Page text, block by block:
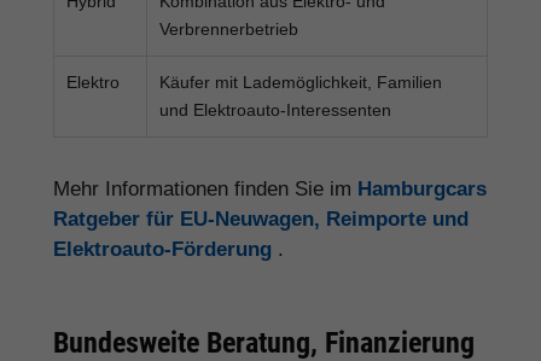
Verbrennerbetrieb
Elektro
Käufer mit Lademöglichkeit, Familien
und Elektroauto-Interessenten
Mehr Informationen finden Sie im Hamburgcars
Ratgeber für EU-Neuwagen, Reimporte und
Elektroauto-Förderung .
Bundesweite Beratung, Finanzierung